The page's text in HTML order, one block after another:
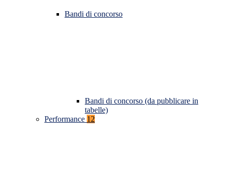
Bandi di concorso
Bandi di concorso (da pubblicare in
tabelle)
Performance 12